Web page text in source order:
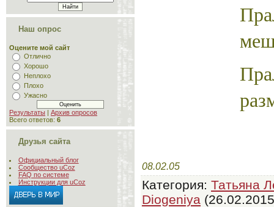
Наш опрос
Оцените мой сайт
Отлично
Хорошо
Неплохо
Плохо
Ужасно
Результаты | Архив опросов
Всего ответов: 6
Друзья сайта
Официальный блог
Сообщество uCoz
FAQ по системе
Инструкции для uCoz
08.02.05
Категория: Татьяна
Diogeniya